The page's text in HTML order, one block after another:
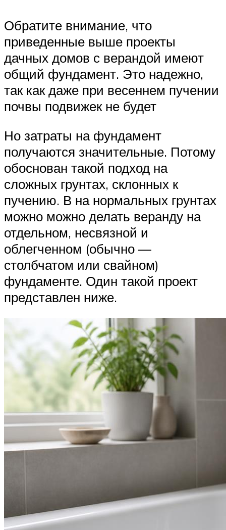
Обратите внимание, что
приведенные выше проекты
дачных домов с верандой имеют
общий фундамент. Это надежно,
так как даже при весеннем пучении
почвы подвижек не будет
Но затраты на фундамент
получаются значительные. Потому
обоснован такой подход на
сложных грунтах, склонных к
пучению. В на нормальных грунтах
можно можно делать веранду на
отдельном, несвязной и
облегченном (обычно —
столбчатом или свайном)
фундаменте. Один такой проект
представлен ниже.